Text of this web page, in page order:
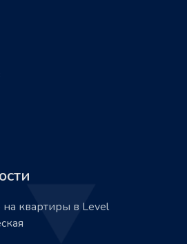
квартиры в Level